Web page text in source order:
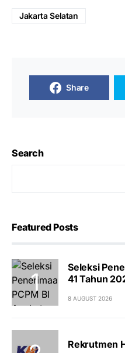
Jakarta Selatan
Share
Search
Featured Posts
Seleksi
41 Tahun
8 AUGUST 2026
Rekrutmen